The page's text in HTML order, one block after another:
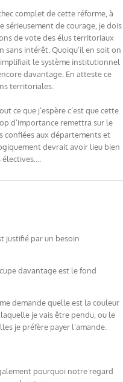
complet de cette réforme, à
sérieusement de courage, je dois
de vote des élus territoriaux
sans intérêt. Quoiqu’il en soit on
le système institutionnel
davantage. En atteste ce
territoriales.
ce que j’espère c’est que cette
d’importance remettra sur le
confiées aux départements et
devrait avoir lieu bien
justifié par un besoin
davantage est le fond
demande quelle est la couleur
je vais être pendu, ou le
je préfère payer l’amande.
pourquoi notre regard